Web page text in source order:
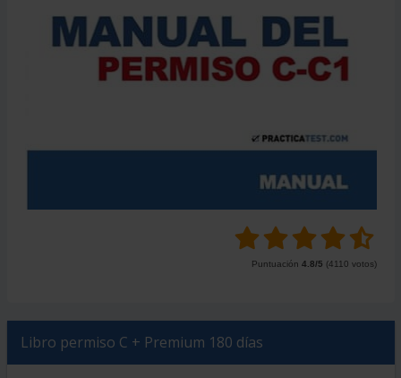
Puntuación 4.8/5 (4110 votos)
Libro permiso C + Premium 180 días